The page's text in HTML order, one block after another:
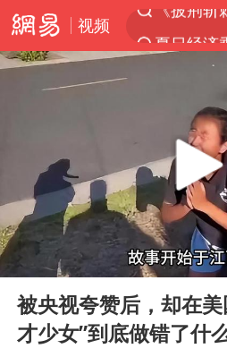
视频
白海豚
上海全力
美将每月
Play
00:00
被央视夸赞后，却在
才少女”到底做错了什